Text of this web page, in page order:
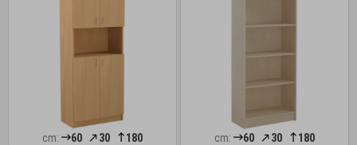
cm: 60 30
180
cm: 60 30
180